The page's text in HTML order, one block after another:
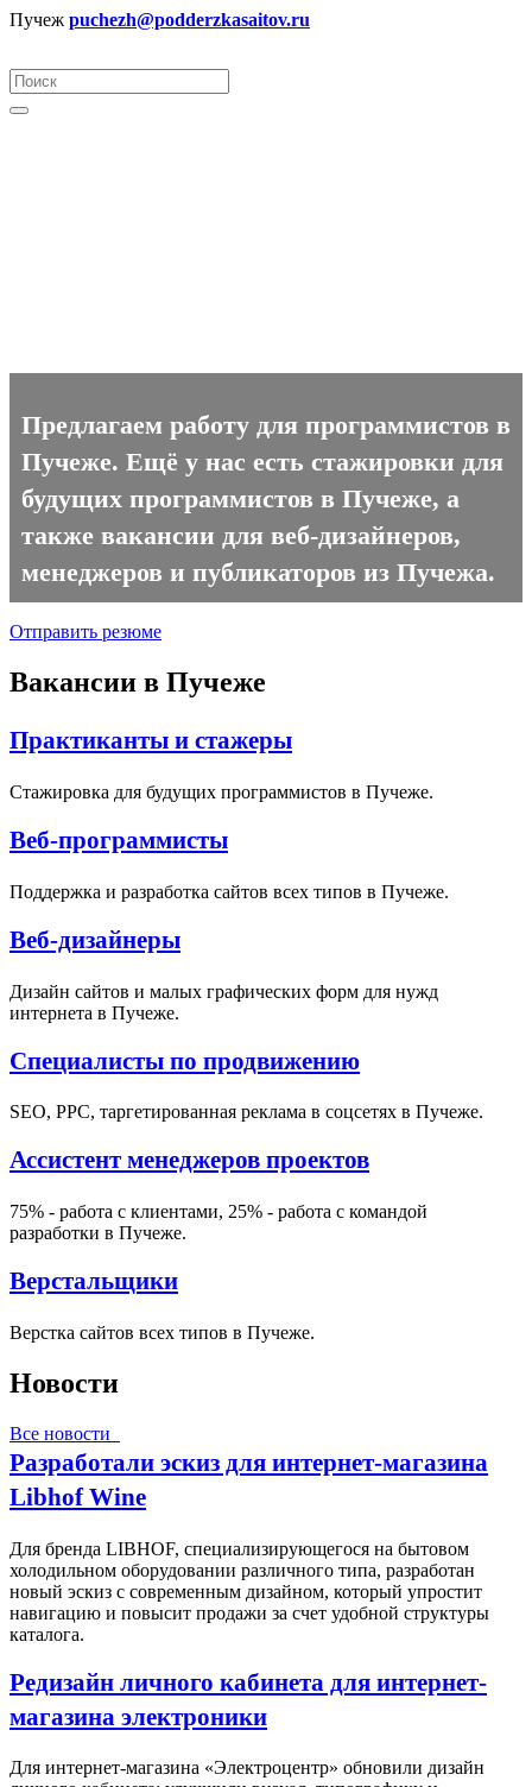
Пучеж puchezh@podderzkasaitov.ru
Предлагаем работу для программистов в
Пучеже. Ещё у нас есть стажировки для
будущих программистов в Пучеже, а
также вакансии для веб-дизайнеров,
менеджеров и публикаторов из Пучежа.
Отправить резюме
Вакансии в Пучеже
Практиканты и стажеры
Стажировка для будущих программистов в Пучеже.
Веб-программисты
Поддержка и разработка сайтов всех типов в Пучеже.
Веб-дизайнеры
Дизайн сайтов и малых графических форм для нужд
интернета в Пучеже.
Специалисты по продвижению
SEO, PPC, таргетированная реклама в соцсетях в Пучеже.
Ассистент менеджеров проектов
75% - работа с клиентами, 25% - работа с командой
разработки в Пучеже.
Верстальщики
Верстка сайтов всех типов в Пучеже.
Новости
Все новости
Разработали эскиз для интернет-магазина
Libhof Wine
Для бренда LIBHOF, специализирующегося на бытовом
холодильном оборудовании различного типа, разработан
новый эскиз с современным дизайном, который упростит
навигацию и повысит продажи за счет удобной структуры
каталога.
Редизайн личного кабинета для интернет-
магазина электроники
Для интернет-магазина «Электроцентр» обновили дизайн